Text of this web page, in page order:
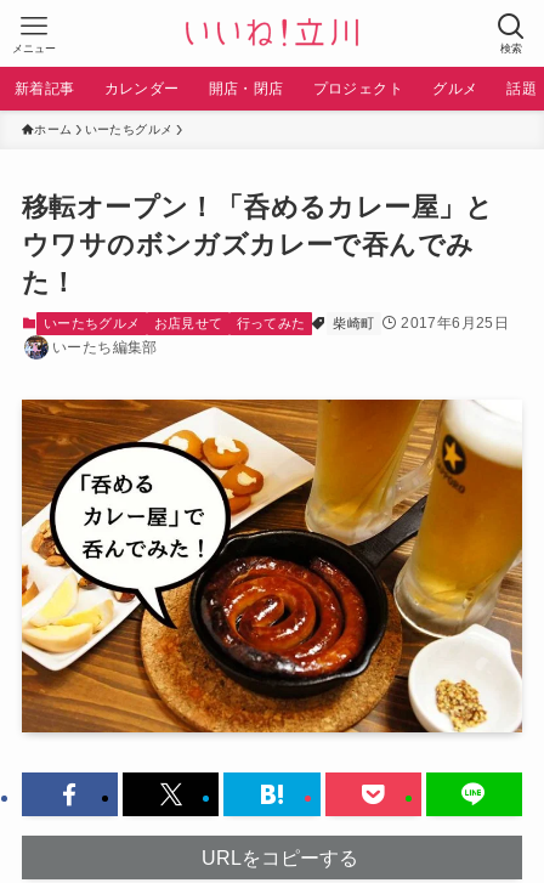
検索
メニュー
新着記事 カレンダー 開店・閉店 プロジェクト グルメ 話題
ホーム いーたちグルメ
移転オープン！「呑めるカレー屋」と
ウワサのボンガズカレーで吞んでみ
た！
いーたちグルメ お店見せて 行ってみた 柴崎町
2017年6月25日
いーたち編集部
URLをコピーする